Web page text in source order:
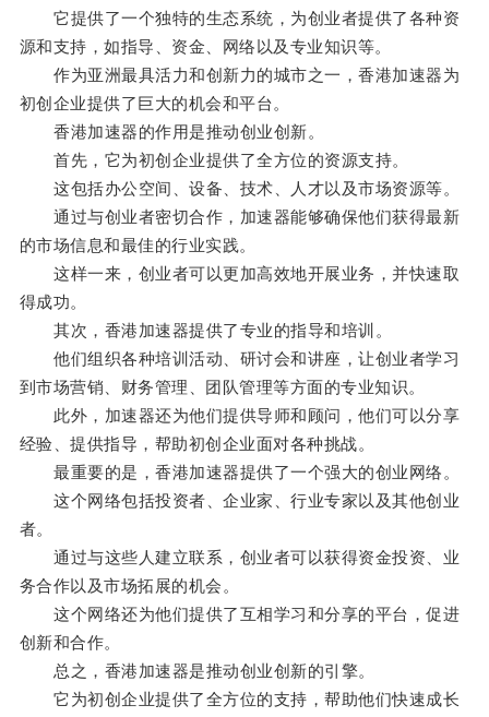
它提供了一个独特的生态系统，为创业者提供了各种资
源和支持，如指导、资金、网络以及专业知识等。
作为亚洲最具活力和创新力的城市之一，香港加速器为
初创企业提供了巨大的机会和平台。
香港加速器的作用是推动创业创新。
首先，它为初创企业提供了全方位的资源支持。
这包括办公空间、设备、技术、人才以及市场资源等。
通过与创业者密切合作，加速器能够确保他们获得最新
的市场信息和最佳的行业实践。
这样一来，创业者可以更加高效地开展业务，并快速取
得成功。
其次，香港加速器提供了专业的指导和培训。
他们组织各种培训活动、研讨会和讲座，让创业者学习
到市场营销、财务管理、团队管理等方面的专业知识。
此外，加速器还为他们提供导师和顾问，他们可以分享
经验、提供指导，帮助初创企业面对各种挑战。
最重要的是，香港加速器提供了一个强大的创业网络。
这个网络包括投资者、企业家、行业专家以及其他创业
者。
通过与这些人建立联系，创业者可以获得资金投资、业
务合作以及市场拓展的机会。
这个网络还为他们提供了互相学习和分享的平台，促进
创新和合作。
总之，香港加速器是推动创业创新的引擎。
它为初创企业提供了全方位的支持，帮助他们快速成长